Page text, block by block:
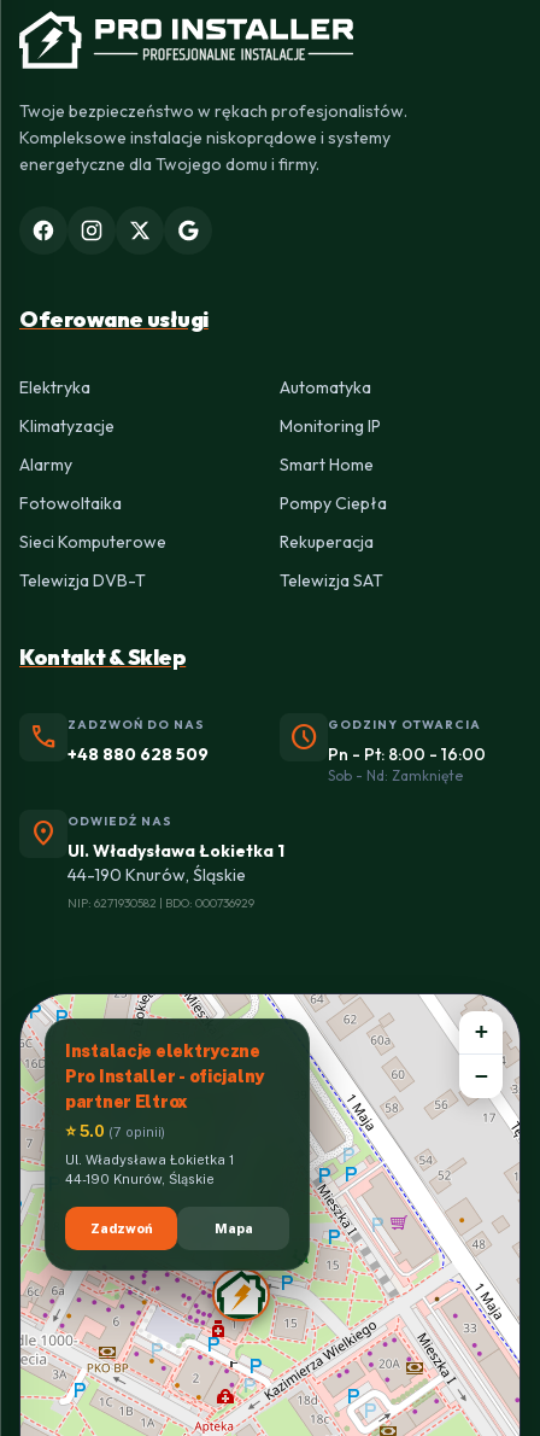
Twoje bezpieczeństwo w rękach profesjonalistów.
Kompleksowe instalacje niskoprądowe i systemy
energetyczne dla Twojego domu i firmy.
Oferowane usługi
Elektryka
Automatyka
Klimatyzacje
Monitoring IP
Alarmy
Smart Home
Fotowoltaika
Pompy Ciepła
Sieci Komputerowe
Rekuperacja
Telewizja DVB-T
Telewizja SAT
Kontakt & Sklep
phone ZADZWOŃ DO NAS
+48 880 628 509 schedule GODZINY OTWARCIA
Pn - Pt: 8:00 - 16:00
Sob - Nd: Zamknięte
location_on ODWIEDŹ NAS
Ul. Władysława Łokietka 1
44-190 Knurów, Śląskie
NIP: 6271930582 | BDO: 000736929
Instalacje elektryczne
Pro Installer - oficjalny
partner Eltrox
⭐ 5.0 (7 opinii)
Ul. Władysława Łokietka 1
44-190 Knurów, Śląskie
Zadzwoń Mapa
+
−